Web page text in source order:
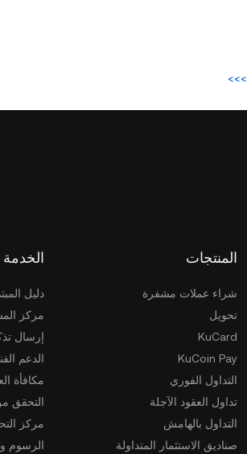
>>>
المنتجات
شراء عملات مشفرة
تحويل
KuCard
KuCoin Pay
التداول الفوري
تداول العقود الآجلة
التداول بالهامش
صناديق الاستثمار المتداولة
الخدمة
دليل
مركز
إرسال
الدعم
مكافأة
التحقق
مركز
الرسوم وVIP